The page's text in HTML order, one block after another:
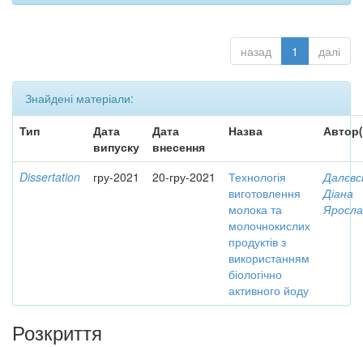
назад 1 далі
Знайдені матеріали:
Тип
Дата
випуску
Дата
внесення
Назва
Dissertation гру-2021 20-гру-2021
Технологія
виготовлення
молока та
молочнокислих
продуктів з
використанням
біологічно
активного йоду
Діана
Розкриття